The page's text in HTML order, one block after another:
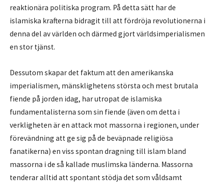
reaktionära politiska program. På detta sätt har de
islamiska krafterna bidragit till att fördröja revolutionerna i
denna del av världen och därmed gjort världsimperialismen
en stor tjänst.
Dessutom skapar det faktum att den amerikanska
imperialismen, mänsklighetens största och mest brutala
fiende på jorden idag, har utropat de islamiska
fundamentalisterna som sin fiende (även om detta i
verkligheten är en attack mot massorna i regionen, under
förevändning att ge sig på de beväpnade religiösa
fanatikerna) en viss spontan dragning till islam bland
massorna i de så kallade muslimska länderna. Massorna
tenderar alltid att spontant stödja det som våldsamt